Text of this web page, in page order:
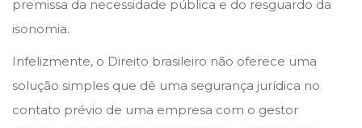
premissa da necessidade pública e do resguardo da
isonomia.
Infelizmente, o Direito brasileiro não oferece uma
solução simples que dê uma segurança jurídica no
contato prévio de uma empresa com o gestor